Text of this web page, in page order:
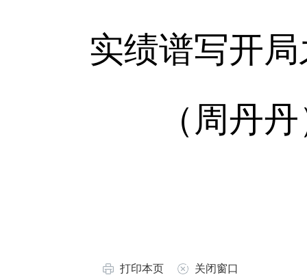
实绩谱写开
（周丹丹
打印本页 关闭窗口